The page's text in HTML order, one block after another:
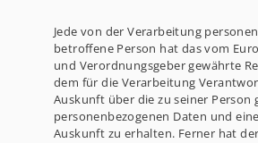
Jede von der Verarbeitung
betroffene Person hat das vom
und Verordnungsgeber gewährte
dem für die Verarbeitung
Auskunft über die zu seiner Person
personenbezogenen Daten und
Auskunft zu erhalten. Ferner hat